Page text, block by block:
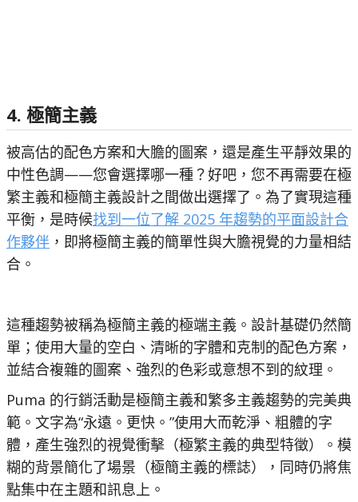
4. 極簡主義
被高估的配色方案和大膽的圖案，還是產生平靜效果的
中性色調——您會選擇哪一種？好吧，您不再需要在極
繁主義和極簡主義設計之間做出選擇了。為了實現這種
平衡，是時候找到一位了解 2025 年趨勢的平面設計合
作夥伴 ，即將極簡主義的簡單性與大膽視覺的力量相結
合。
這種趨勢被稱為極簡主義的極端主義。設計基礎仍然簡
單；使用大量的空白、清晰的字體和克制的配色方案，
並結合複雜的圖案、強烈的色彩或意想不到的紋理。
Puma 的行銷活動是極簡主義和繁多主義趨勢的完美典
範。文字為“永遠。更快。”使用大而乾淨、粗體的字
體，產生強烈的視覺衝擊（極繁主義的典型特徵）。模
糊的背景簡化了場景（極簡主義的標誌），同時仍將焦
點集中在主題和訊息上。